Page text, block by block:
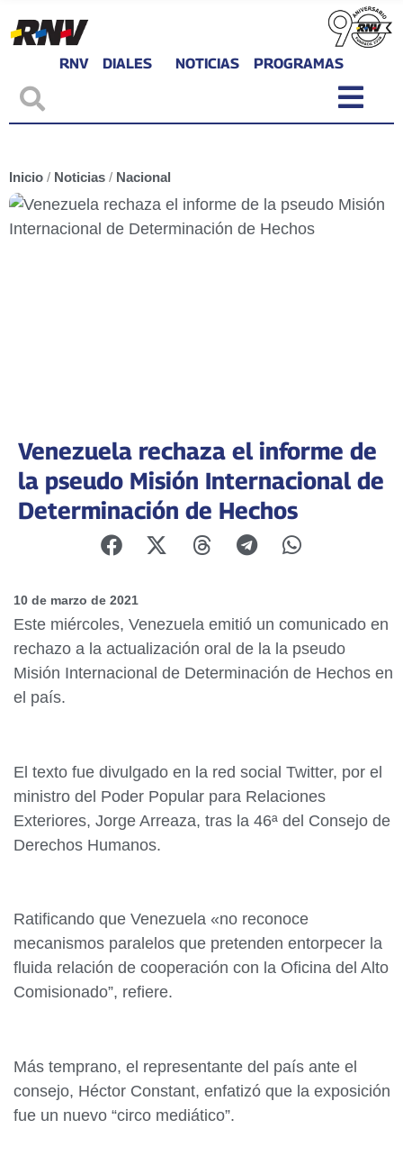
RNV DIALES NOTICIAS PROGRAMAS
Inicio / Noticias / Nacional
Venezuela rechaza el informe de
la pseudo Misión Internacional de
Determinación de Hechos
10 de marzo de 2021
Este miércoles, Venezuela emitió un comunicado en
rechazo a la actualización oral de la la pseudo
Misión Internacional de Determinación de Hechos en
el país.
El texto fue divulgado en la red social Twitter, por el
ministro del Poder Popular para Relaciones
Exteriores, Jorge Arreaza, tras la 46ª del Consejo de
Derechos Humanos.
Ratificando que Venezuela «no reconoce
mecanismos paralelos que pretenden entorpecer la
fluida relación de cooperación con la Oficina del Alto
Comisionado”, refiere.
Más temprano, el representante del país ante el
consejo, Héctor Constant, enfatizó que la exposición
fue un nuevo “circo mediático”.